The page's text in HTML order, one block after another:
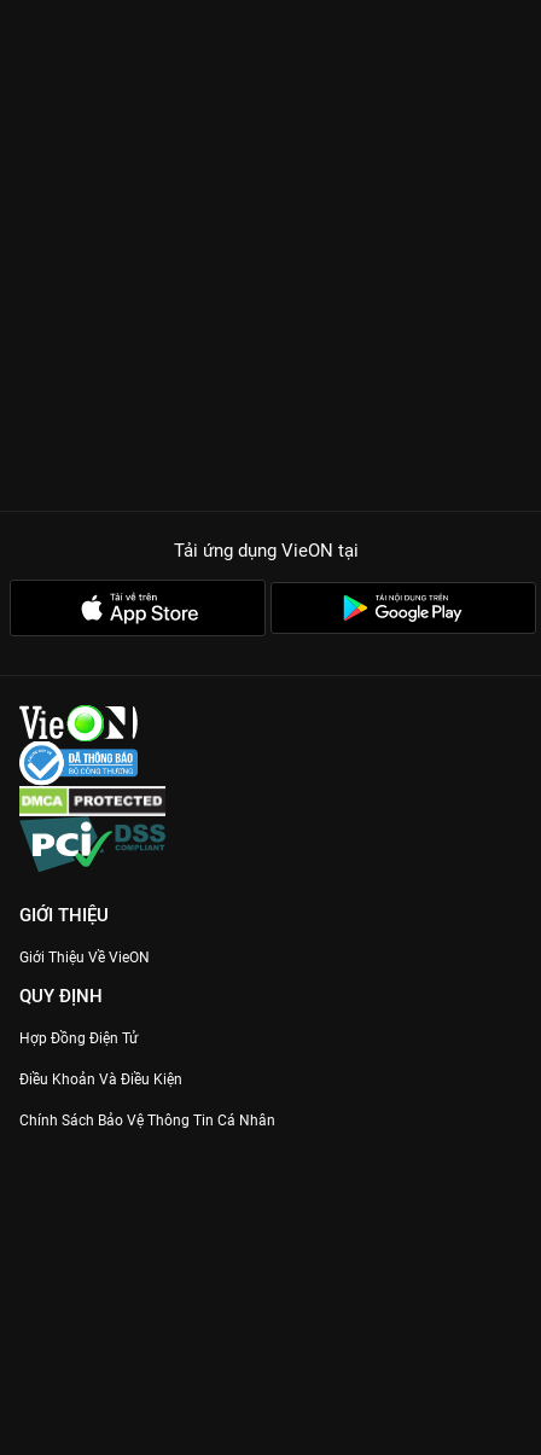
sốc, phim chạm đến trái tim người xem bằng những tình tiết
chân thực mà bất kỳ gia đình Việt nào cũng từng trải qua.
Dàn diễn viên trẻ thực lực:
Nhan Phúc Vinh, Diễm My 9x và
Trần Ngọc Vàng đã thể hiện xuất sắc những trăn trở, hoài bão
Thông điệp nhân văn sâu sắc:
nhàng về sự thấu hiểu và trân trọng những phút giây bên cạnh
người thân yêu.
Đừng bỏ lỡ 80 tập phim đầy xúc cảm của
quyền và trọn bộ trên
Tải ứng dụng VieON tại
GIỚI THIỆU
Giới Thiệu Về VieON
QUY ĐỊNH
Hợp Đồng Điện Tử
Điều Khoản Và Điều Kiện
Chính Sách Bảo Vệ Thông Tin Cá Nhân